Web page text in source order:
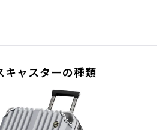
キャスターの種類